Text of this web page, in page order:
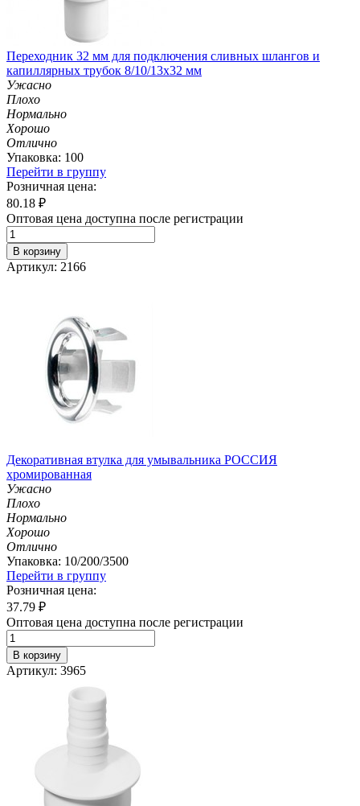
Переходник 32 мм для подключения сливных шлангов и
капиллярных трубок 8/10/13х32 мм
Ужасно
Плохо
Нормально
Хорошо
Отлично
Упаковка: 100
Перейти в группу
Розничная цена:
80.18 ₽
Оптовая цена доступна после регистрации
В корзину
Артикул: 2166
Декоративная втулка для умывальника РОССИЯ
хромированная
Ужасно
Плохо
Нормально
Хорошо
Отлично
Упаковка: 10/200/3500
Перейти в группу
Розничная цена:
37.79 ₽
Оптовая цена доступна после регистрации
В корзину
Артикул: 3965